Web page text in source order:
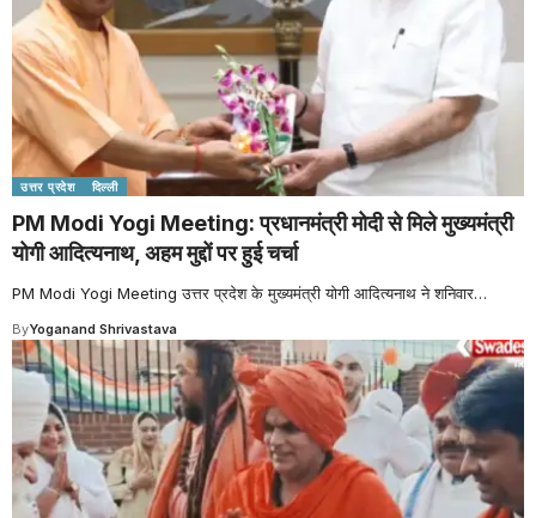
उत्तर प्रदेश दिल्ली
PM Modi Yogi Meeting: प्रधानमंत्री मोदी से मिले मुख्यमंत्री
योगी आदित्यनाथ, अहम मुद्दों पर हुई चर्चा
PM Modi Yogi Meeting उत्तर प्रदेश के मुख्यमंत्री योगी आदित्यनाथ ने शनिवार…
ByYoganand Shrivastava